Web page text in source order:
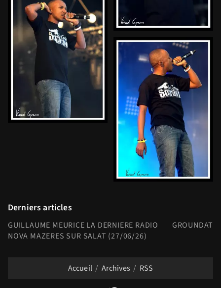
Derniers articles
GUILLAUME MEURICE LA DERNIERE RADIO
NOVA MAZERES SUR SALAT (27/06/26)
Accueil Archives RSS